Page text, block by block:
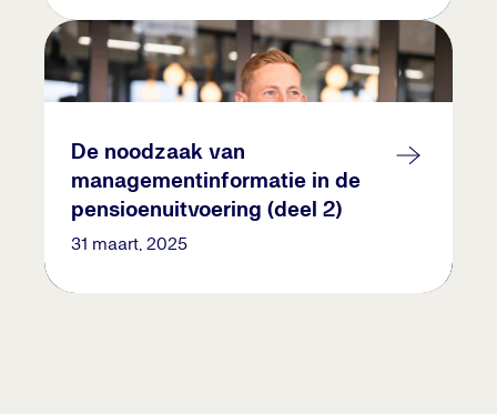
De noodzaak van
managementinformatie in de
pensioenuitvoering (deel 2)
31 maart, 2025